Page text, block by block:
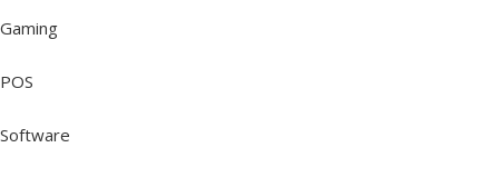
Gaming
POS
Software